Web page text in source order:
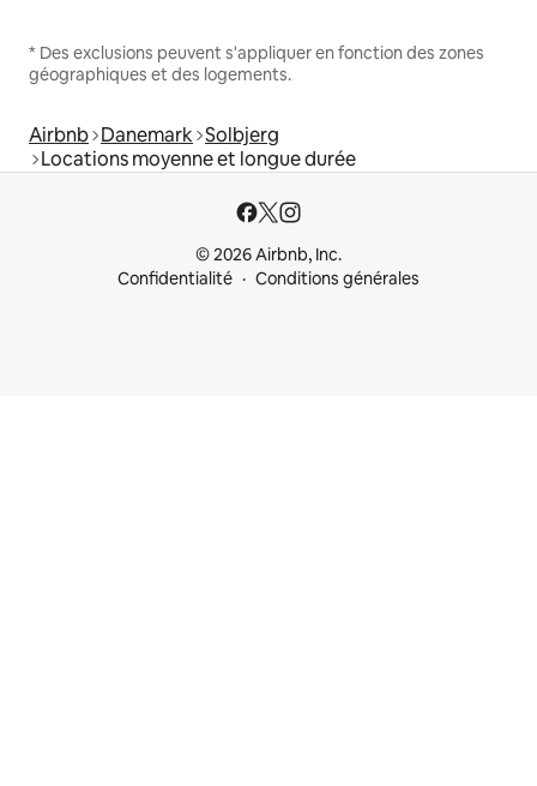
* Des exclusions peuvent s'appliquer en fonction des zones
géographiques et des logements.
Airbnb Danemark Solbjerg
Locations moyenne et longue durée
© 2026 Airbnb, Inc.
Confidentialité
Conditions générales